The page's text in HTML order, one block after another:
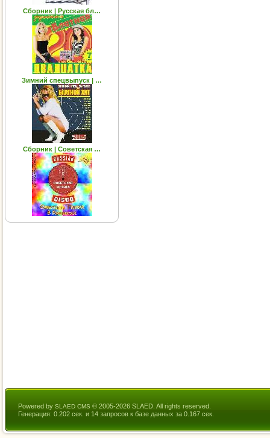
Сборник | Русская бл…
Зимний спецвыпуск | …
Сборник | Советская …
Powered by SLAED CMS © 2005-2026 SLAED. All rights reserved.
Генерация: 0.202 сек. и 14 запросов к базе данных за 0.167 сек.